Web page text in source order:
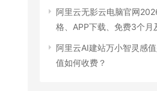
阿里云无影云电脑官网
格、APP下载、免费3个月
阿里云AI建站万小智灵感
值如何收费？